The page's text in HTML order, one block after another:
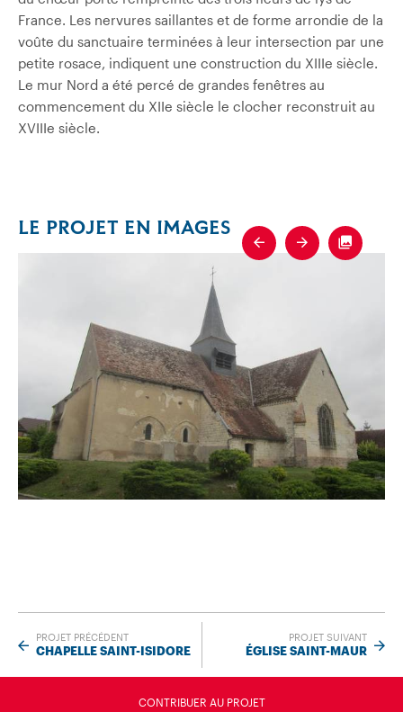
France. Les nervures saillantes et de forme arrondie de la
voûte du sanctuaire terminées à leur intersection par une
petite rosace, indiquent une construction du XIIIe siècle.
Le mur Nord a été percé de grandes fenêtres au
commencement du XIIe siècle le clocher reconstruit au
XVIIIe siècle.
LE PROJET EN IMAGES
Previous
Next
PROJET PRÉCÉDENT
CHAPELLE SAINT-ISIDORE
PROJET SUIVANT
ÉGLISE SAINT-MAUR
CONTRIBUER AU PROJET